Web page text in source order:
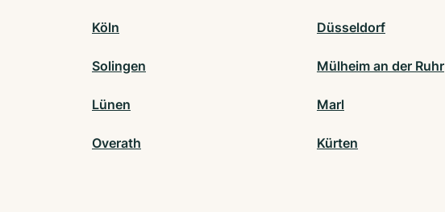
Köln Düsseldorf
Solingen Mülheim an der Ruhr
Lünen Marl
Overath Kürten